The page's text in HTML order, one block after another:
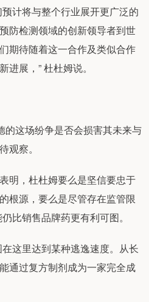
计将与整个行业展开更广泛的
防检测领域的创新领导者到世
期待随着这一合作及类似合作
展，” 杜杜姆说。
这场纷争是否会损害其未来与
观察。
，杜杜姆要么是坚信要忠于
根源，要么是尽管存在监管限
比销售品牌药更有利可图。
这里达到某种逃逸速度。从长
通过复方制剂成为一家完全成